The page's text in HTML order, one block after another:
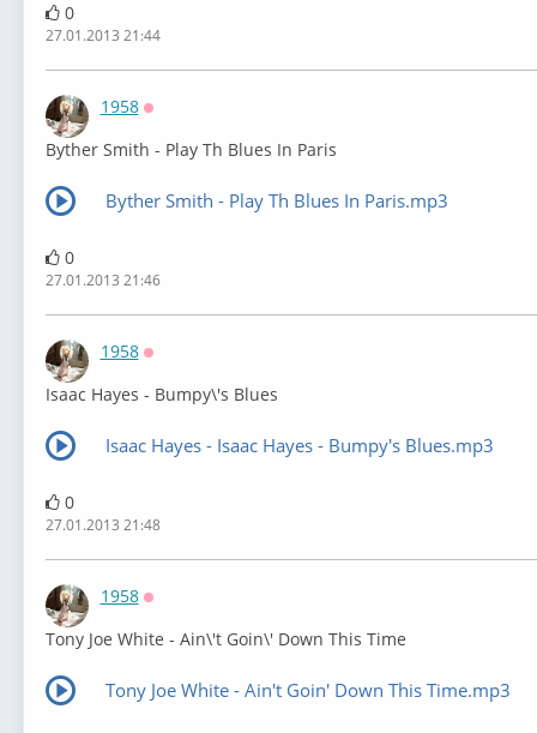
0
27.01.2013 21:44
1958
Byther Smith - Play Th Blues In Paris
Byther Smith - Play Th Blues In Paris.mp3
0
27.01.2013 21:46
1958
Isaac Hayes - Bumpy\'s Blues
Isaac Hayes - Isaac Hayes - Bumpy's Blues.mp3
0
27.01.2013 21:48
1958
Tony Joe White - Ain\'t Goin\' Down This Time
Tony Joe White - Ain't Goin' Down This Time.mp3